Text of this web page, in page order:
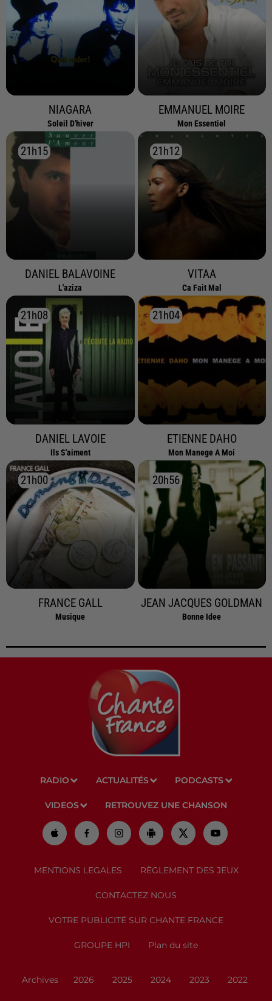
NIAGARA
Soleil D'hiver
EMMANUEL MOIRE
Mon Essentiel
21h15
21h15
DANIEL BALAVOINE
L'aziza
21h12
21h12
VITAA
Ca Fait Mal
21h08
21h08
DANIEL LAVOIE
Ils S'aiment
21h04
21h04
ETIENNE DAHO
Mon Manege A Moi
21h00
21h00
FRANCE GALL
Musique
20h56
20h56
JEAN JACQUES GOLDMAN
Bonne Idee
RADIO ACTUALITÉS PODCASTS
VIDEOS RETROUVEZ UNE CHANSON
MENTIONS LEGALES RÈGLEMENT DES JEUX
CONTACTEZ NOUS
VOTRE PUBLICITÉ SUR CHANTE FRANCE
GROUPE HPI Plan du site
Archives 2026 2025 2024 2023 2022